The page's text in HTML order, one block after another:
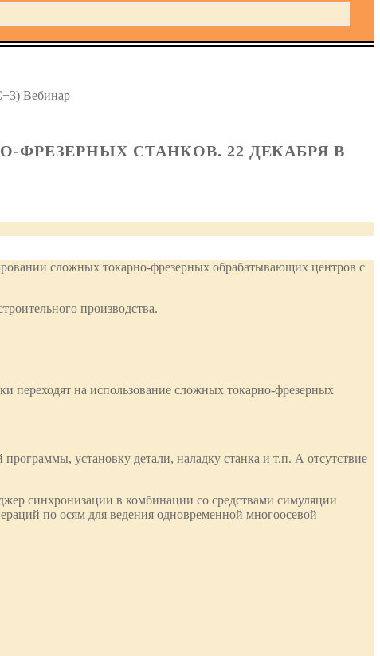
Вебинар
ФРЕЗЕРНЫХ СТАНКОВ. 22 ДЕКАБРЯ В
сложных токарно-фрезерных обрабатывающих центров с
производства.
переходят на использование сложных токарно-фрезерных
установку детали, наладку станка и т.п. А отсутствие
синхронизации в комбинации со средствами симуляции
по осям для ведения одновременной многоосевой